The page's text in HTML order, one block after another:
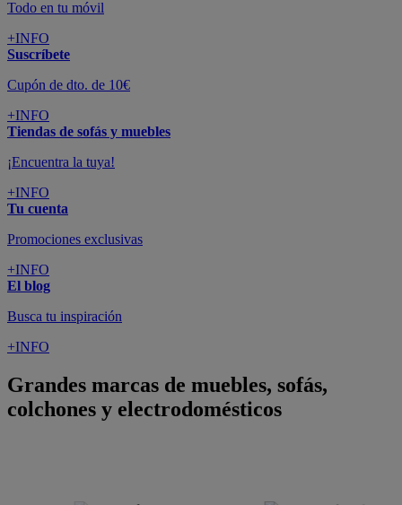
Todo en tu móvil
+INFO
Suscríbete
Cupón de dto. de 10€
+INFO
Tiendas de sofás y muebles
¡Encuentra la tuya!
+INFO
Tu cuenta
Promociones exclusivas
+INFO
El blog
Busca tu inspiración
+INFO
Grandes marcas de muebles, sofás,
colchones y electrodomésticos